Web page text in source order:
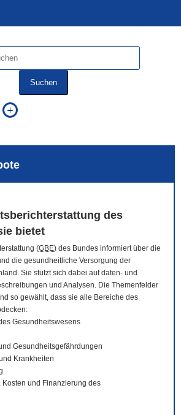
Suchen
suchen (Volltextsuche)
des
bietet
(GBE) des Bundes informiert über die
die gesundheitliche Versorgung der
Sie stützt sich dabei auf daten- und
und Analysen. Die Themenfelder
so gewählt, dass sie alle Bereiche des
Gesundheitswesens
Gesundheitsgefährdungen
Krankheiten
und Finanzierung des